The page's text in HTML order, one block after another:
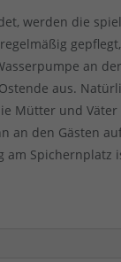
werden die
an
aus.
Mütter und
an den Gästen
am Spichernplatz